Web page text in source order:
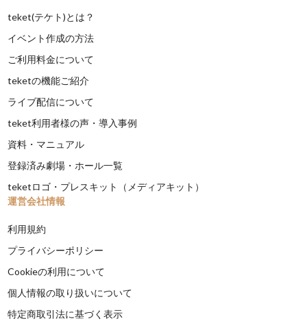
teket(テケト)とは？
イベント作成の方法
ご利用料金について
teketの機能ご紹介
ライブ配信について
teket利用者様の声・導入事例
資料・マニュアル
登録済み劇場・ホール一覧
teketロゴ・プレスキット（メディアキット）
運営会社情報
利用規約
プライバシーポリシー
Cookieの利用について
個人情報の取り扱いについて
特定商取引法に基づく表示